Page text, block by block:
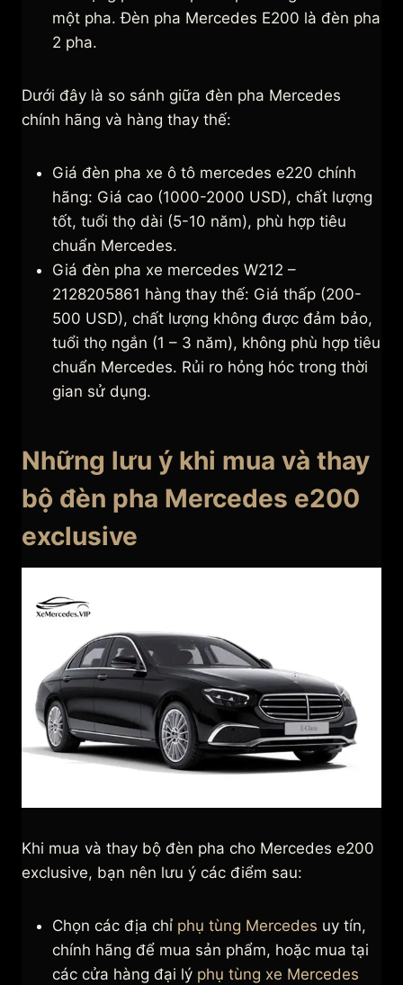
một pha. Đèn pha Mercedes E200 là đèn pha
2 pha.
Dưới đây là so sánh giữa đèn pha Mercedes
chính hãng và hàng thay thế:
Giá đèn pha xe ô tô mercedes e220 chính
hãng: Giá cao (1000-2000 USD), chất lượng
tốt, tuổi thọ dài (5-10 năm), phù hợp tiêu
chuẩn Mercedes.
Giá đèn pha xe mercedes W212 –
2128205861 hàng thay thế: Giá thấp (200-
500 USD), chất lượng không được đảm bảo,
tuổi thọ ngắn (1 – 3 năm), không phù hợp tiêu
chuẩn Mercedes. Rủi ro hỏng hóc trong thời
gian sử dụng.
Những lưu ý khi mua và thay
bộ đèn pha Mercedes e200
exclusive
Khi mua và thay bộ đèn pha cho Mercedes e200
exclusive, bạn nên lưu ý các điểm sau:
Chọn các địa chỉ phụ tùng Mercedes uy tín,
chính hãng để mua sản phẩm, hoặc mua tại
các cửa hàng đại lý phụ tùng xe Mercedes